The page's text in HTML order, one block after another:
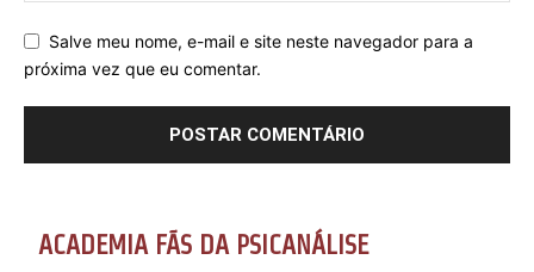
Salve meu nome, e-mail e site neste navegador para a
próxima vez que eu comentar.
ACADEMIA FÃS DA PSICANÁLISE